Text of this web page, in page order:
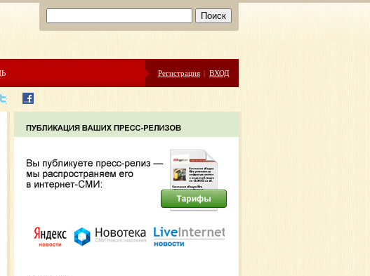
Регистрация | ВХОД